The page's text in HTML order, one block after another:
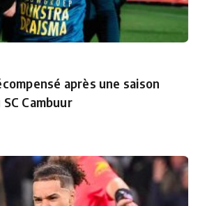
après une saison
Cambuur